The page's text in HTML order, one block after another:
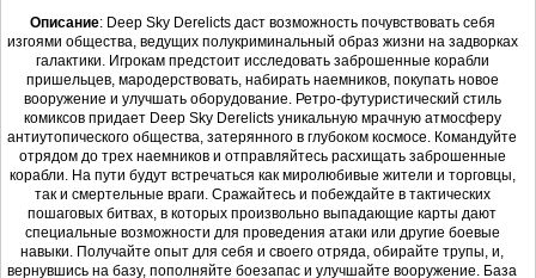
Описание: Deep Sky Derelicts даст возможность почувствовать себя
изгоями общества, ведущих полукриминальный образ жизни на задворках
галактики. Игрокам предстоит исследовать заброшенные корабли
пришельцев, мародерствовать, набирать наемников, покупать новое
вооружение и улучшать оборудование. Ретро-футуристический стиль
комиксов придает Deep Sky Derelicts уникальную мрачную атмосферу
антиутопического общества, затерянного в глубоком космосе. Командуйте
отрядом до трех наемников и отправляйтесь расхищать заброшенные
корабли. На пути будут встречаться как миролюбивые жители и торговцы,
так и смертельные враги. Сражайтесь и побеждайте в тактических
пошаговых битвах, в которых произвольно выпадающие карты дают
специальные возможности для проведения атаки или другие боевые
навыки. Получайте опыт для себя и своего отряда, обирайте трупы, и,
вернувшись на базу, пополняйте боезапас и улучшайте вооружение. База